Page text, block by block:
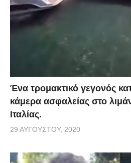
Ένα τρομακτικό γεγονός
κάμερα ασφαλείας στο
Ιταλίας.
29 ΑΥΓΟΎΣΤΟΥ, 2020